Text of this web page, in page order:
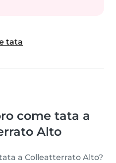
tata
come tata a
Alto
a Colleatterrato Alto?